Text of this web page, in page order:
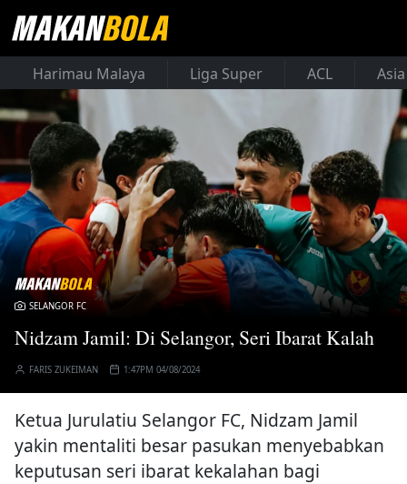
Harimau Malaya Liga Super ACL
SELANGOR FC
Nidzam Jamil: Di Selangor, Seri Ibarat Kalah
FARIS ZUKEIMAN 1:47PM 04/08/2024
Ketua Jurulatiu Selangor FC, Nidzam Jamil
yakin mentaliti besar pasukan menyebabkan
keputusan seri ibarat kekalahan bagi